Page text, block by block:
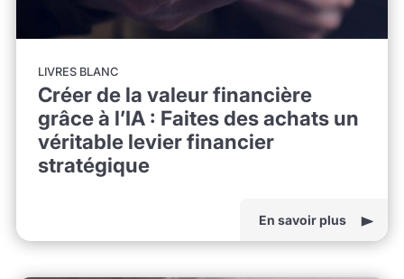
LIVRES BLANC
Créer de la valeur financière
grâce à l’IA : Faites des achats un
véritable levier financier
stratégique
En savoir plus